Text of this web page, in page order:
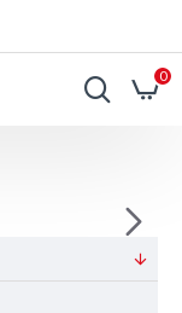
0